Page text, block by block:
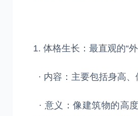
1. 体格生长：最直观的“
· 内容：主要包括身高、
· 意义：像建筑物的高